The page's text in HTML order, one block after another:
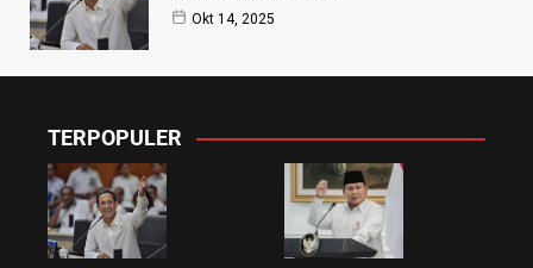
Okt 14, 2025
TERPOPULER